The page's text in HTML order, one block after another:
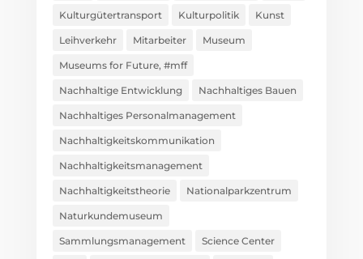
Kulturgütertransport Kulturpolitik Kunst
Leihverkehr Mitarbeiter Museum
Museums for Future, #mff
Nachhaltige Entwicklung Nachhaltiges Bauen
Nachhaltiges Personalmanagement
Nachhaltigkeitskommunikation
Nachhaltigkeitsmanagement
Nachhaltigkeitstheorie Nationalparkzentrum
Naturkundemuseum
Sammlungsmanagement Science Center